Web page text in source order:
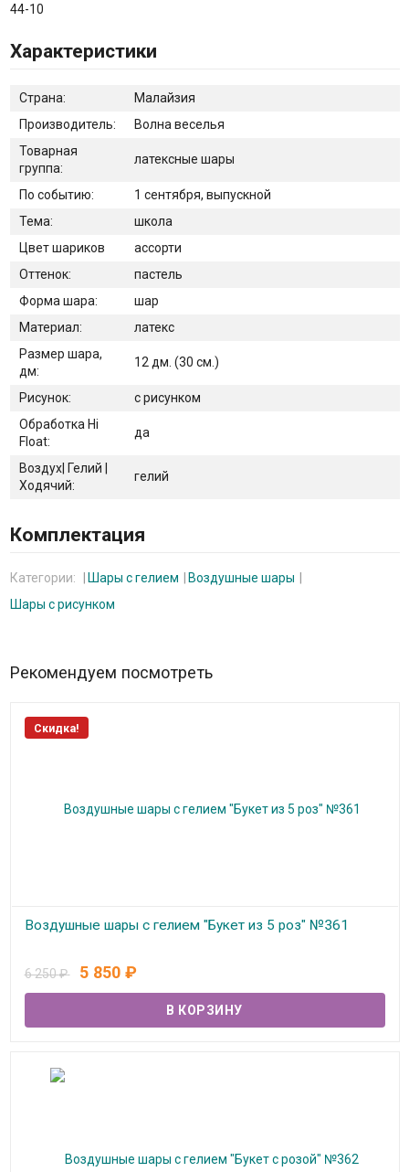
44-10
Характеристики
Страна:
Малайзия
Производитель:
Волна веселья
Товарная
группа:
латексные шары
По событию:
1 сентября, выпускной
Тема:
школа
Цвет шариков
ассорти
Оттенок:
пастель
Форма шара:
шар
Материал:
латекс
Размер шара,
дм:
12 дм. (30 см.)
Рисунок:
с рисунком
Обработка Hi
Float:
да
Воздух| Гелий |
Ходячий:
гелий
Комплектация
Категории: Шары с гелием
Воздушные шары
Шары с рисунком
Рекомендуем посмотреть
Скидка!
Воздушные шары с гелием "Букет из 5 роз" №361
6 250₽ 5 850 ₽